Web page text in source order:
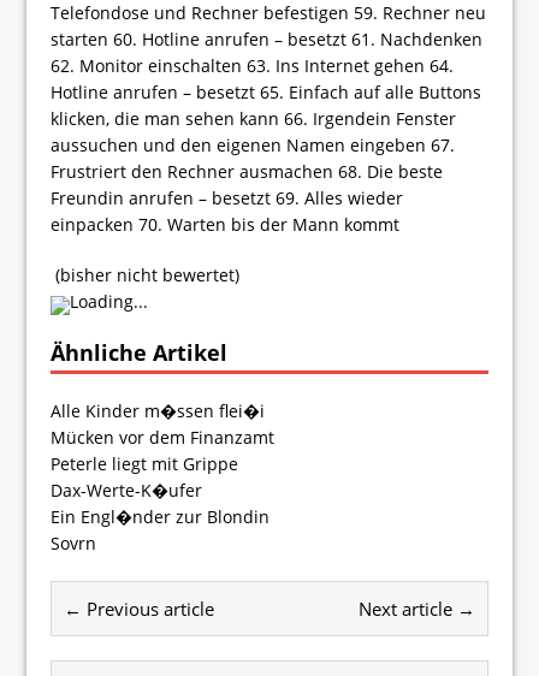
Telefondose und Rechner befestigen 59. Rechner neu
starten 60. Hotline anrufen – besetzt 61. Nachdenken
62. Monitor einschalten 63. Ins Internet gehen 64.
Hotline anrufen – besetzt 65. Einfach auf alle Buttons
klicken, die man sehen kann 66. Irgendein Fenster
aussuchen und den eigenen Namen eingeben 67.
Frustriert den Rechner ausmachen 68. Die beste
Freundin anrufen – besetzt 69. Alles wieder
einpacken 70. Warten bis der Mann kommt
(bisher nicht bewertet)
Loading...
Ähnliche Artikel
Alle Kinder m�ssen flei�i
Mücken vor dem Finanzamt
Peterle liegt mit Grippe
Dax-Werte-K�ufer
Ein Engl�nder zur Blondin
Sovrn
← Previous article Next article →